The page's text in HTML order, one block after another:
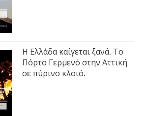
Η Ελλάδα καίγεται ξανά. Το
Πόρτο Γερμενό στην Αττική
σε πύρινο κλοιό.